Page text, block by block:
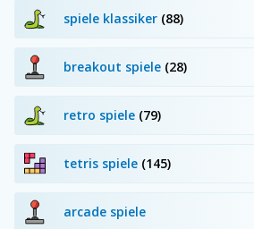
spiele klassiker (88)
breakout spiele (28)
retro spiele (79)
tetris spiele (145)
arcade spiele